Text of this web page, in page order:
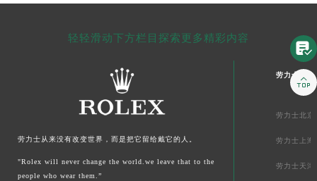
轻轻滑动下方栏目探索更多精彩内容
劳力士从来没有改变世界，而是把它留给戴它的人。
"Rolex will never change the world.we leave that to the
people who wear them.”
劳力士中国
劳力士北京
劳力士上海
劳力士天津

